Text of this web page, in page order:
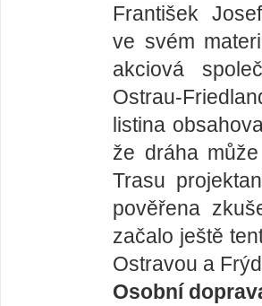
František
ve svém
akciová
Ostrau-
listina
že dráha
Trasu
pověřena
začalo ještě
Ostravou a
Osobní